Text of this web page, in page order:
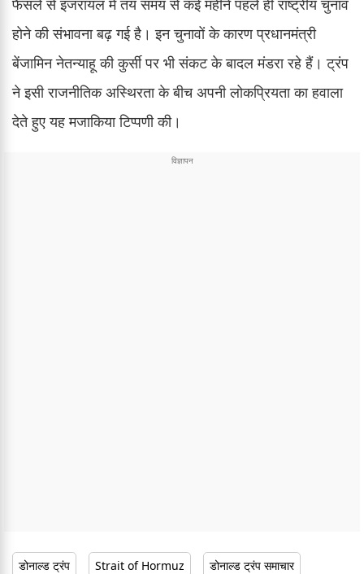
होने की संभावना बढ़ गई है। इन चुनावों के कारण प्रधानमंत्री
बेंजामिन नेतन्याहू की कुर्सी पर भी संकट के बादल मंडरा रहे हैं। ट्रंप
ने इसी राजनीतिक अस्थिरता के बीच अपनी लोकप्रियता का हवाला
देते हुए यह मजाकिया टिप्पणी की।
डोनाल्ड ट्रंप Strait of Hormuz डोनाल्ड ट्रंप समाचार